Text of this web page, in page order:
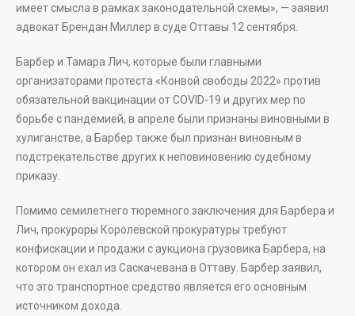
имеет смысла в рамках законодательной схемы», — заявил
адвокат Брендан Миллер в суде Оттавы 12 сентября.
Барбер и Тамара Лич, которые были главными
организаторами протеста «Конвой свободы 2022» против
обязательной вакцинации от COVID-19 и других мер по
борьбе с пандемией, в апреле были признаны виновными в
хулиганстве, а Барбер также был признан виновным в
подстрекательстве других к неповиновению судебному
приказу.
Помимо семилетнего тюремного заключения для Барбера и
Лич, прокуроры Королевской прокуратуры требуют
конфискации и продажи с аукциона грузовика Барбера, на
котором он ехал из Саскачевана в Оттаву. Барбер заявил,
что это транспортное средство является его основным
источником дохода.